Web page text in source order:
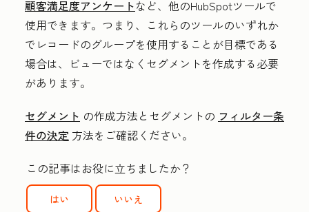
顧客満足度アンケートなど、他のHubSpotツールで
使用できます。つまり、これらのツールのいずれか
でレコードのグループを使用することが目標である
場合は、ビューではなくセグメントを作成する必要
があります。
セグメント の作成方法とセグメントの フィルター条
件の決定 方法をご確認ください。
この記事はお役に立ちましたか？
はい いいえ